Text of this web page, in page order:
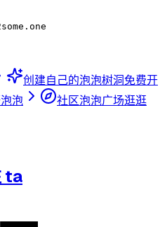
创建自己的泡泡树洞免费开
泡 社区泡泡广场逛逛
ta